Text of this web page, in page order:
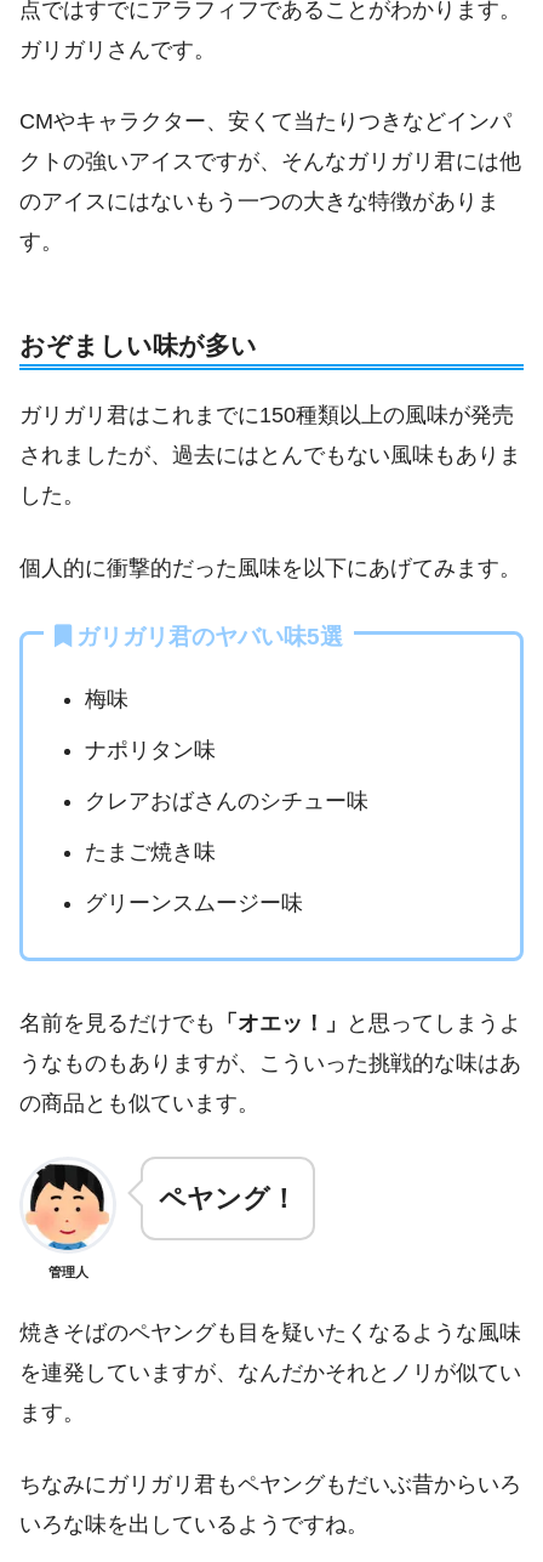
点ではすでにアラフィフであることがわかります。
ガリガリさんです。
CMやキャラクター、安くて当たりつきなどインパ
クトの強いアイスですが、そんなガリガリ君には他
のアイスにはないもう一つの大きな特徴がありま
す。
おぞましい味が多い
ガリガリ君はこれまでに150種類以上の風味が発売
されましたが、過去にはとんでもない風味もありま
した。
個人的に衝撃的だった風味を以下にあげてみます。
ガリガリ君のヤバい味5選
梅味
ナポリタン味
クレアおばさんのシチュー味
たまご焼き味
グリーンスムージー味
名前を見るだけでも 「オエッ！」
と思ってしまうよ
うなものもありますが、こういった挑戦的な味はあ
の商品とも似ています。
管理人
ペヤング！
焼きそばのペヤングも目を疑いたくなるような風味
を連発していますが、なんだかそれとノリが似てい
ます。
ちなみにガリガリ君もペヤングもだいぶ昔からいろ
いろな味を出しているようですね。